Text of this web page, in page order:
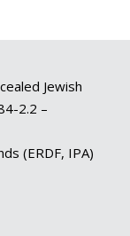
Jewish
2.2 –
(ERDF, IPA)